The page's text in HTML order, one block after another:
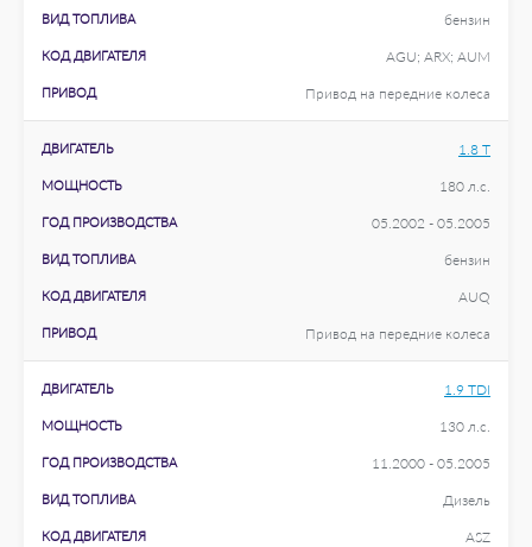
ВИД ТОПЛИВА бензин
КОД ДВИГАТЕЛЯ AGU; ARX; AUM
ПРИВОД Привод на передние колеса
ДВИГАТЕЛЬ 1.8 T
МОЩНОСТЬ 180 л.с.
ГОД ПРОИЗВОДСТВА 05.2002 - 05.2005
ВИД ТОПЛИВА бензин
КОД ДВИГАТЕЛЯ AUQ
ПРИВОД Привод на передние колеса
ДВИГАТЕЛЬ 1.9 TDI
МОЩНОСТЬ 130 л.с.
ГОД ПРОИЗВОДСТВА 11.2000 - 05.2005
ВИД ТОПЛИВА Дизель
КОД ДВИГАТЕЛЯ ASZ